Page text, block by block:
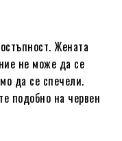
Жената
не може да се
да се спечели.
подобно на червен